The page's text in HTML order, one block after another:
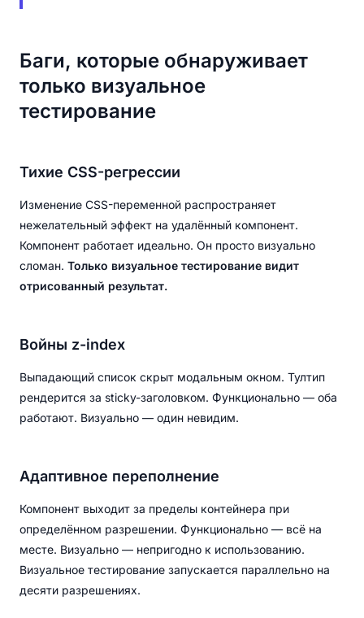
Баги, которые обнаруживает
только визуальное
тестирование
Тихие CSS-регрессии
Изменение CSS-переменной распространяет
нежелательный эффект на удалённый компонент.
Компонент работает идеально. Он просто визуально
сломан. Только визуальное тестирование видит
отрисованный результат.
Войны z-index
Выпадающий список скрыт модальным окном. Тултип
рендерится за sticky-заголовком. Функционально — оба
работают. Визуально — один невидим.
Адаптивное переполнение
Компонент выходит за пределы контейнера при
определённом разрешении. Функционально — всё на
месте. Визуально — непригодно к использованию.
Визуальное тестирование запускается параллельно на
десяти разрешениях.